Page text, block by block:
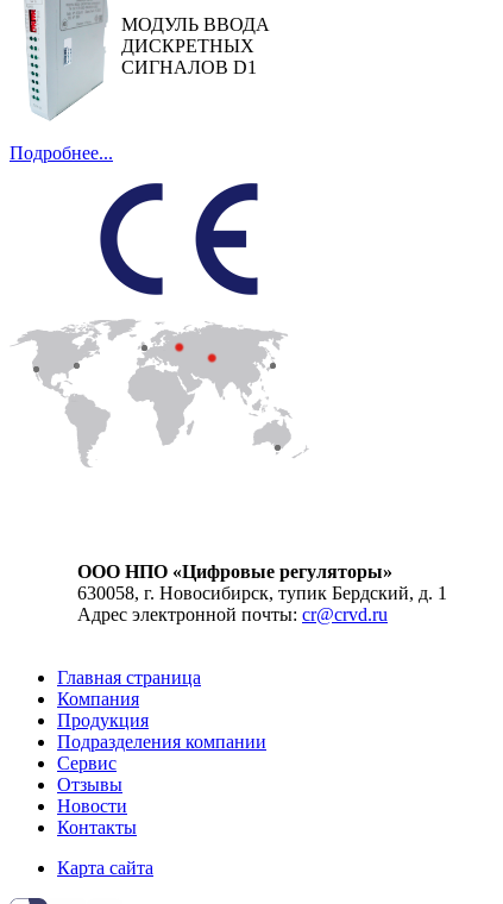
МОДУЛЬ ВВОДА
ДИСКРЕТНЫХ
СИГНАЛОВ D1
Подробнее...
ООО НПО «Цифровые регуляторы»
630058, г. Новосибирск, тупик Бердский, д. 1
Адрес электронной почты: cr@crvd.ru
Главная страница
Компания
Продукция
Подразделения компании
Сервис
Отзывы
Новости
Контакты
Карта сайта